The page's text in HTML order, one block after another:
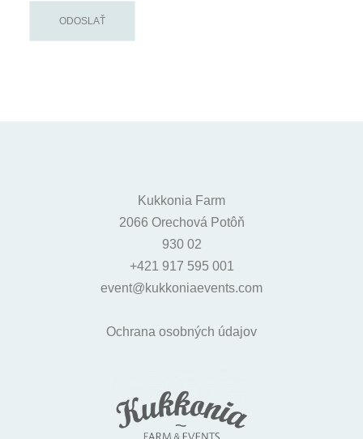
Kukkonia Farm
2066 Orechová Potôň
930 02
+421 917 595 001
event@kukkoniaevents.com
Ochrana osobných údajov